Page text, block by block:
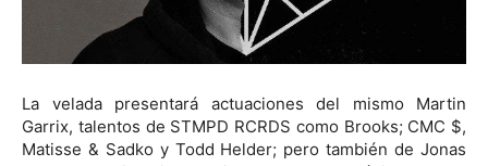
La velada presentará actuaciones del mismo Martin
Garrix, talentos de STMPD RCRDS como Brooks; CMC $,
Matisse & Sadko y Todd Helder; pero también de Jonas